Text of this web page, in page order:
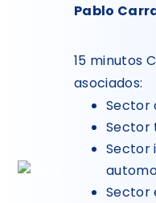
Pablo
15 minutos
asociados:
Sector
Sector
Sector
Sector